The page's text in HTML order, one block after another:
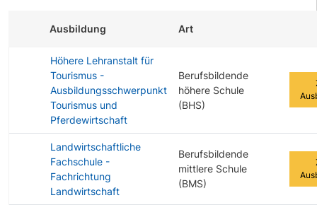
Ausbildung Art
Höhere Lehranstalt für
Tourismus -
Ausbildungsschwerpunkt
Tourismus und
Pferdewirtschaft
Berufsbildende
höhere Schule
(BHS)
Landwirtschaftliche
Fachschule -
Fachrichtung
Landwirtschaft
Berufsbildende
mittlere Schule
(BMS)